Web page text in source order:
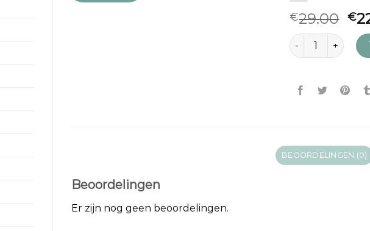
€29.00 €
sjaal over jurk
BEOORDELINGEN (0)
Beoordelingen
Er zijn nog geen beoordelingen.